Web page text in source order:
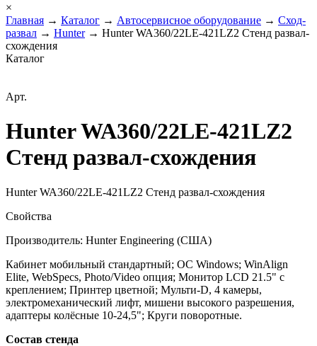
×
Главная → Каталог → Автосервисное оборудование → Сход-
развал → Hunter→ Hunter WA360/22LE-421LZ2 Стенд развал-
схождения
Каталог
Арт.
Hunter WA360/22LE-421LZ2
Стенд развал-схождения
Hunter WA360/22LE-421LZ2 Стенд развал-схождения
Свойства
Производитель: Hunter Engineering (США)
Кабинет мобильный стандартный; ОС Windows; WinAlign
Elite, WebSpecs, Photo/Video опция; Монитор LCD 21.5" с
креплением; Принтер цветной; Мульти-D, 4 камеры,
электромеханический лифт, мишени высокого разрешения,
адаптеры колёсные 10-24,5"; Круги поворотные.
Состав стенда